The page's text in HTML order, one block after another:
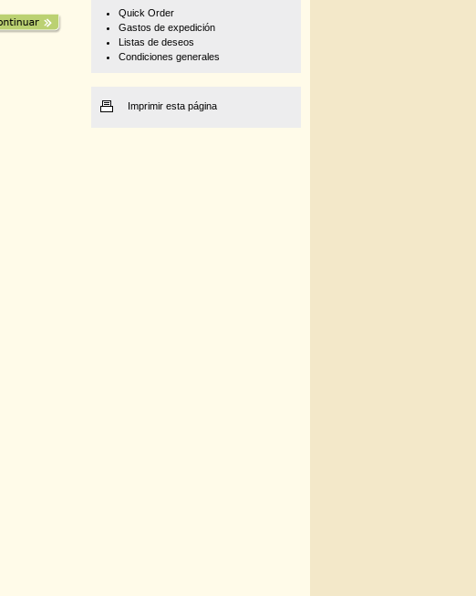
Quick Order
Gastos de expedición
Listas de deseos
Condiciones generales
Imprimir esta página